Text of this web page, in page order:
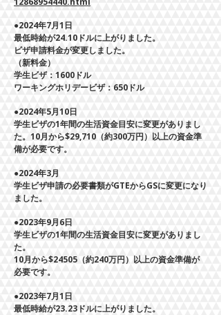
●2024年7月1日
​最低時給が24.10ドルに上がりました。
ビザ申請料金が変更しました。
（新料金）
学生ビザ：1600ドル
ワーキングホリデービザ：650ドル
●2024年5月10日
学生ビザの1年間の生活資金目安に変更がありまし
た。10月から$29,710（約300万円）以上の資金準
備が必要です。
●2024年3月
学生ビザ申請の必要書類がGTEからGSに変更になり
ました。
●2023年9月​6日
学生ビザの1年間の生活資金目安に変更がありまし
た。
10月から$24505（約240万円）以上の資金準備が
必要です。
●2023年7月1日
最低時給が23.23ドルに上がりました。